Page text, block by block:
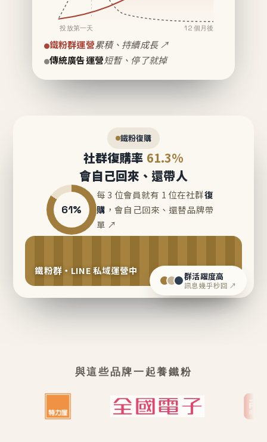
投放第一天 12 個月後
鐵粉群運營累積、持續成長 ↗
傳統廣告運營短暫、停了就掉
鐵粉復購
社群復購率 61.3%
會自己回來、還帶人
61%
每 3 位會員就有 1 位在社群復
購 ，會自己回來、還替品牌帶
單 ↗
鐵粉群・LINE 私域運營中 群活躍度高
訊息幾乎秒回 ↗
與這些品牌一起養鐵粉